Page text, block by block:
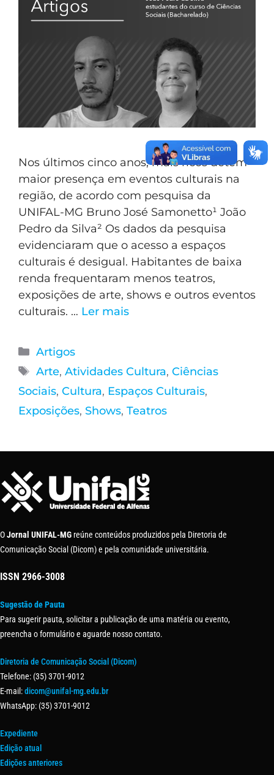
Nos últimos cinco anos, mais ricos detêm
maior presença em eventos culturais na
região, de acordo com pesquisa da
UNIFAL-MG Bruno José Samonetto¹ João
Pedro da Silva² Os dados da pesquisa
evidenciaram que o acesso a espaços
culturais é desigual. Habitantes de baixa
renda frequentaram menos teatros,
exposições de arte, shows e outros eventos
culturais. … Ler mais
Artigos
Arte, Atividades Cultura, Ciências
Sociais, Cultura, Espaços Culturais,
Exposições, Shows, Teatros
OJornal UNIFAL-MG reúne conteúdos produzidos pela Diretoria de
Comunicação Social (Dicom) e pela comunidade universitária.
ISSN 2966-3008
Sugestão de Pauta
Para sugerir pauta, solicitar a publicação de uma matéria ou evento,
preencha o formulário e aguarde nosso contato.
Diretoria de Comunicação Social (Dicom)
Telefone: (35) 3701-9012
E-mail:dicom@unifal-mg.edu.br
WhatsApp: (35) 3701-9012
Expediente
Edição atual
Edições anteriores